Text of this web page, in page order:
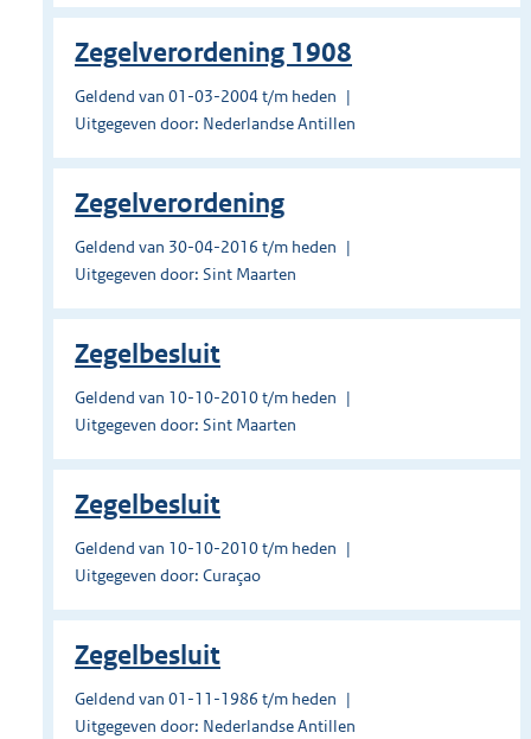
Zegelverordening 1908
Geldend van 01-03-2004 t/m heden
Uitgegeven door: Nederlandse Antillen
Zegelverordening
Geldend van 30-04-2016 t/m heden
Uitgegeven door: Sint Maarten
Zegelbesluit
Geldend van 10-10-2010 t/m heden
Uitgegeven door: Sint Maarten
Zegelbesluit
Geldend van 10-10-2010 t/m heden
Uitgegeven door: Curaçao
Zegelbesluit
Geldend van 01-11-1986 t/m heden
Uitgegeven door: Nederlandse Antillen